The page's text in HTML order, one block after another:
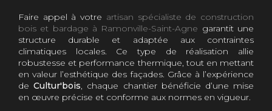
Faire appel à votre artisan spécialiste de construction
bois et bardage à Ramonville-Saint-Agne garantit une
structure durable et adaptée aux contraintes
climatiques locales. Ce type de réalisation allie
robustesse et performance thermique, tout en mettant
en valeur l’esthétique des façades. Grâce à l’expérience
deCultur'bois, chaque chantier bénéficie d’une mise
en œuvre précise et conforme aux normes en vigueur.